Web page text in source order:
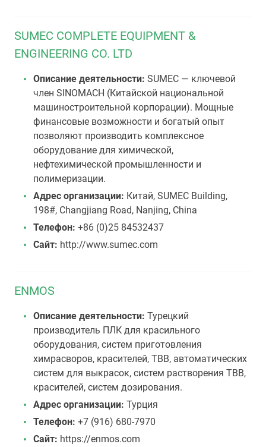
SUMEC COMPLETE EQUIPMENT &
ENGINEERING CO. LTD
Описание деятельности: SUMEC — ключевой
член SINOMACH (Китайской национальной
машиностроительной корпорации). Мощные
финансовые возможности и богатый опыт
позволяют производить комплексное
оборудование для химической,
нефтехимической промышленности и
полимеризации.
Адрес организации: Китай, SUMEC Building,
198#, Changjiang Road, Nanjing, China
Телефон: +86 (0)25 84532437
Сайт: http://www.sumec.com
ENMOS
Описание деятельности: Турецкий
производитель ПЛК для красильного
оборудования, систем приготовления
химрасворов, красителей, ТВВ, автоматических
систем для выкрасок, систем растворения ТВВ,
красителей, систем дозирования.
Адрес организации: Турция
Телефон: +7 (916) 680-7970
Сайт: https://enmos.com